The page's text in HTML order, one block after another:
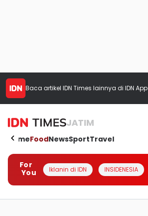
Baca artikel IDN Times lainnya di IDN App
JATIM
HomeFoodNewsSportTravel
For
You
Iklanin di IDN INSIDENESIA